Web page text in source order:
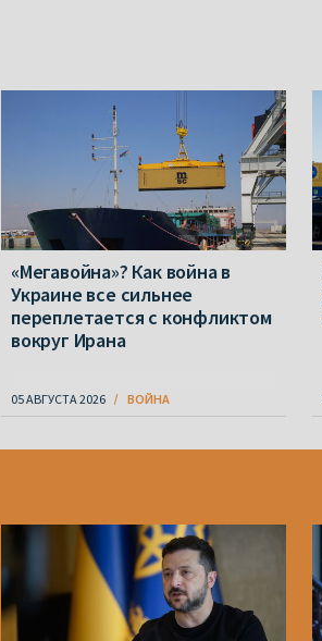
«Мегавойна»? Как война в
Украине все сильнее
переплетается с конфликтом
вокруг Ирана
05 АВГУСТА 2026 ВОЙНА